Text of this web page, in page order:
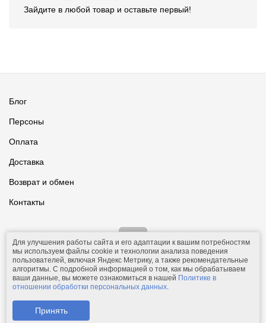
Зайдите в любой товар и оставьте первый!
Блог
Персоны
Оплата
Доставка
Возврат и обмен
Контакты
© 2011-2026.Comfolio.ru— интернет-магазин текстиля и товаров
для дома.
Для улучшения работы сайта и его адаптации к вашим потребностям
мы используем файлы cookie и технологии анализа поведения
пользователей, включая Яндекс Метрику, а также рекомендательные
алгоритмы. С подробной информацией о том, как мы обрабатываем
ваши данные, вы можете ознакомиться в нашей Политике в
отношении обработки персональных данных.
Принять